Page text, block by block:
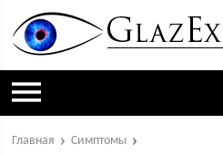
Главная Симптомы